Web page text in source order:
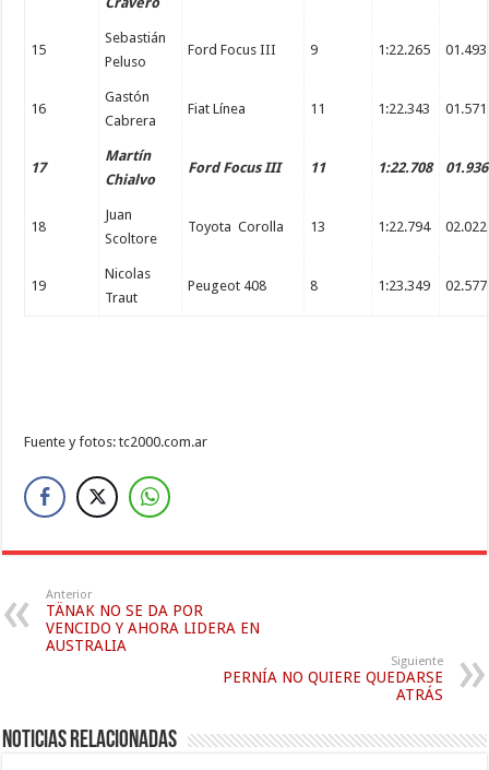
15
Sebastián
Peluso
Ford Focus III 9 1:22.265 01.493
16
Gastón
Cabrera
Fiat Línea 11 1:22.343 01.571
17
Martín
Chialvo
Ford Focus III 11 1:22.708 01.936
18
Juan
Scoltore
Toyota Corolla 13 1:22.794 02.022
19
Nicolas
Traut
Peugeot 408 8 1:23.349 02.577
Fuente y fotos: tc2000.com.ar
Anterior
TÄNAK NO SE DA POR
VENCIDO Y AHORA LIDERA EN
AUSTRALIA
Siguiente
PERNÍA NO QUIERE QUEDARSE
ATRÁS
Noticias relacionadas